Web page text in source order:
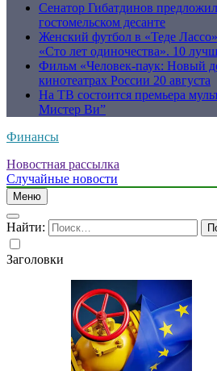
Сенатор Гибатдинов
гостомельском десанте
Женский футбол в «Теде
«Сто лет одиночества». 10
Фильм «Человек-паук: Новый
кинотеатрах России 20 августа
На ТВ состоится премьера
Мистер Ви”
Финансы
Новостная рассылка
Случайные новости
Меню
Найти:
Заголовки